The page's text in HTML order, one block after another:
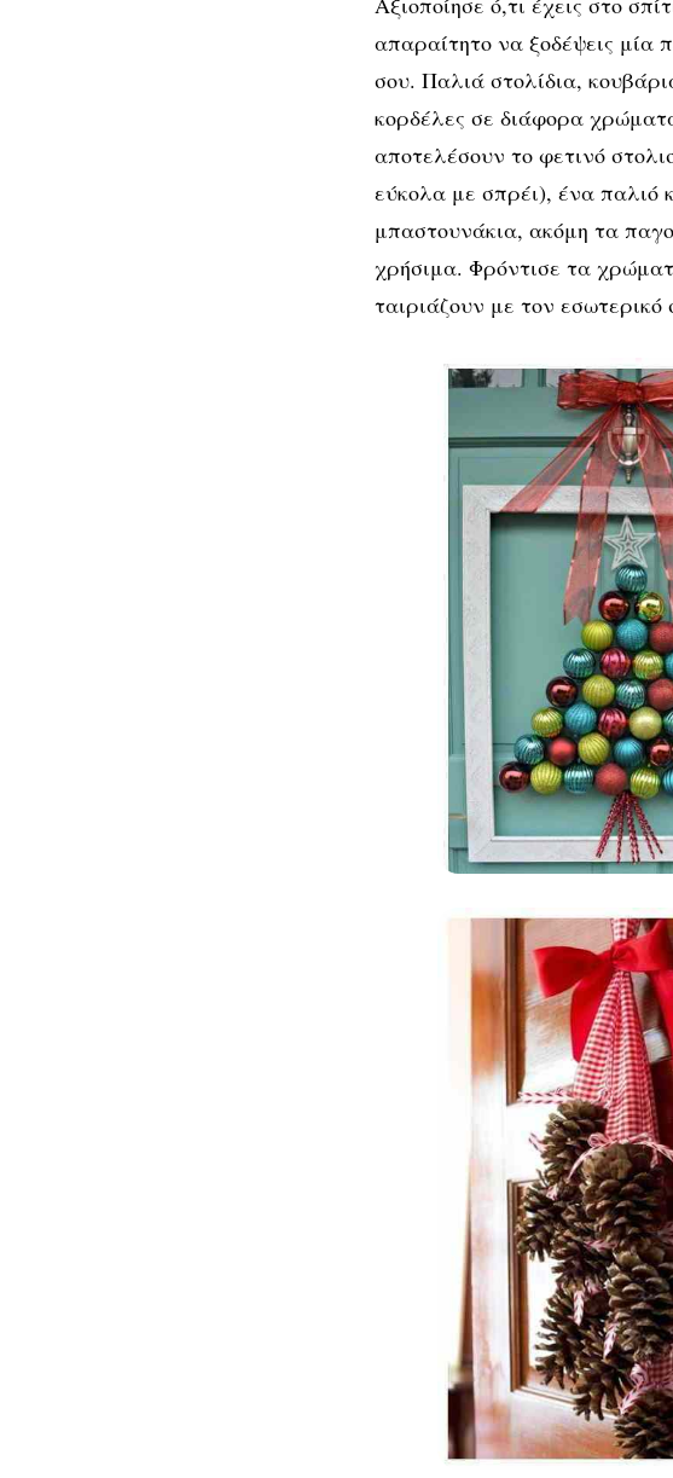
11+1 πρωτότυπες ιδέες
για το
το
χριστουγεννιάτικο
στολισμό
της
πόρτας
απαραίτητο να ξοδέψεις μία
σου. Παλιά στολίδια,
κορδέλες σε διάφορα
αποτελέσουν το φετινό
εύκολα με σπρέι), ένα παλιό
μπαστουνάκια, ακόμη τα
χρήσιμα. Φρόντισε τα
ταιριάζουν με τον